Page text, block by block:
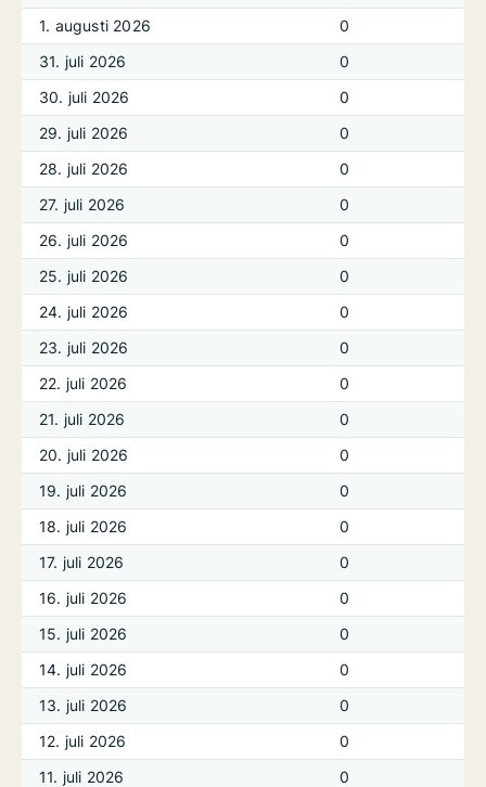
1. augusti 2026
0
31. juli 2026
0
30. juli 2026
0
29. juli 2026
0
28. juli 2026
0
27. juli 2026
0
26. juli 2026
0
25. juli 2026
0
24. juli 2026
0
23. juli 2026
0
22. juli 2026
0
21. juli 2026
0
20. juli 2026
0
19. juli 2026
0
18. juli 2026
0
17. juli 2026
0
16. juli 2026
0
15. juli 2026
0
14. juli 2026
0
13. juli 2026
0
12. juli 2026
0
11. juli 2026
0